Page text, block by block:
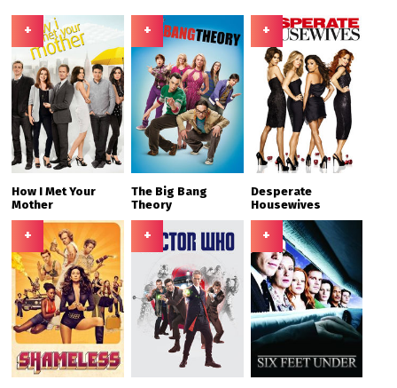
+
How I Met Your
Mother
+
The Big Bang
Theory
+
Desperate
Housewives
+ + +